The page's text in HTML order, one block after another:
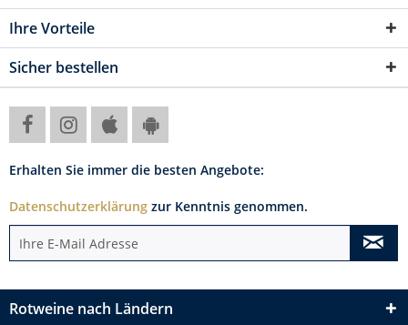
Ihre Vorteile
Sicher bestellen
Erhalten Sie immer die besten Angebote:
Datenschutzerklärung zur Kenntnis genommen.
Rotweine nach Ländern